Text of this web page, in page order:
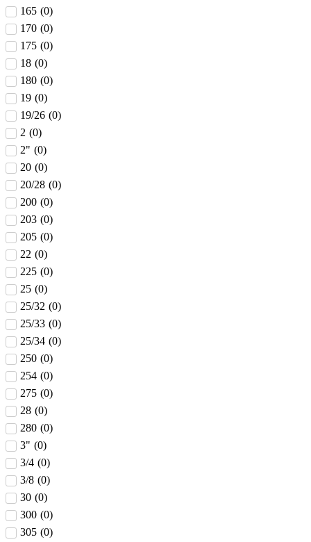
165 (0)
170 (0)
175 (0)
18 (0)
180 (0)
19 (0)
19/26 (0)
2 (0)
2" (0)
20 (0)
20/28 (0)
200 (0)
203 (0)
205 (0)
22 (0)
225 (0)
25 (0)
25/32 (0)
25/33 (0)
25/34 (0)
250 (0)
254 (0)
275 (0)
28 (0)
280 (0)
3" (0)
3/4 (0)
3/8 (0)
30 (0)
300 (0)
305 (0)